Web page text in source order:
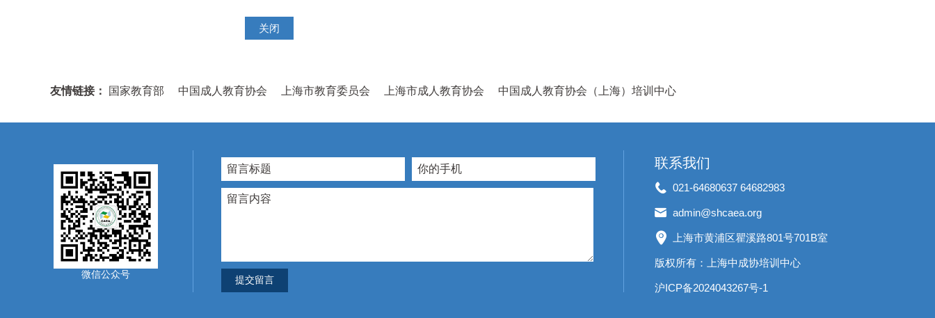
关闭
友情链接： 国家教育部 中国成人教育协会 上海市教育委员会 上海市成人教育协会 中国成人教育协会（上海）培训中心
微信公众号 提交留言
联系我们
021-64680637 64682983
admin@shcaea.org
上海市黄浦区瞿溪路801号701B室
版权所有：上海中成协培训中心
沪ICP备2024043267号-1